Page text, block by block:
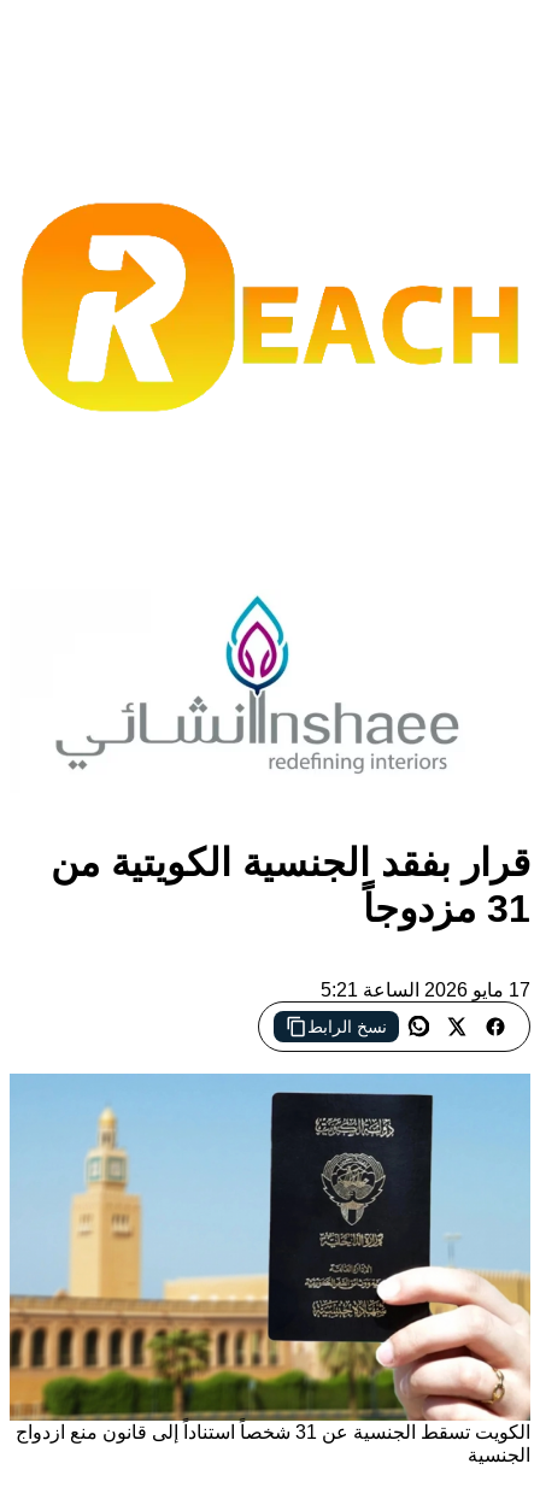
قرار بفقد الجنسية الكويتية من
31 مزدوجاً
17 مايو 2026 الساعة 5:21
نسخ الرابط
الكويت تسقط الجنسية عن 31 شخصاً استناداً إلى قانون منع ازدواج
الجنسية